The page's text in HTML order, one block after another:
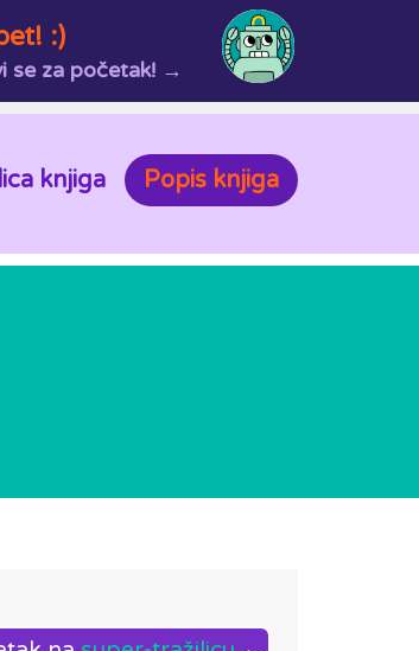
:)
se za početak! →
knjiga Popis knjiga